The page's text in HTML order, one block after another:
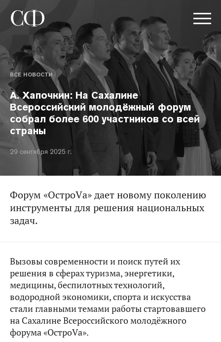
ВСЕ НОВОСТИ
А. Хапочкин: На Сахалине
Всероссийский молодёжный форум
собрал более 600 участников со всей
страны
29 сентября 2025 г.
Форум «ОстроVа» дает новому поколению
инструменты для решения национальных
задач.
Вызовы современности и поиск путей их
решения в сферах туризма, энергетики,
медицины, беспилотных технологий,
водородной экономики, спорта и искусства
стали главными темами работы стартовавшего
на Сахалине Всероссийского молодёжного
форума «ОстроVа».